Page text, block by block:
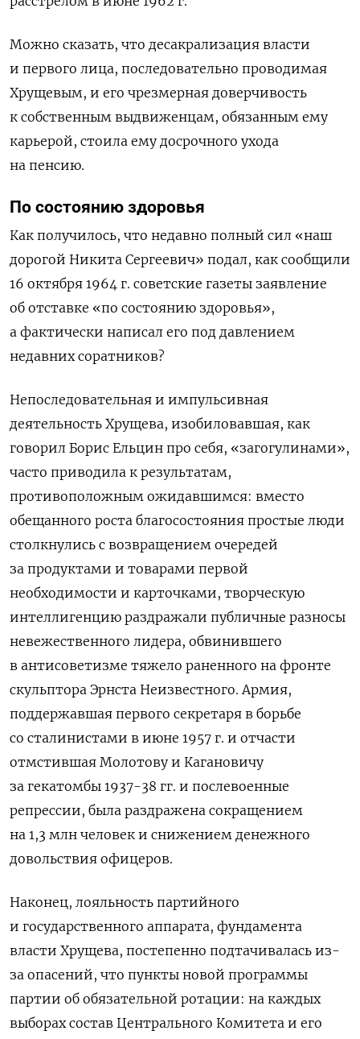
Можно сказать, что десакрализация власти
и первого лица, последовательно проводимая
Хрущевым, и его чрезмерная доверчивость
к собственным выдвиженцам, обязанным ему
карьерой, стоила ему досрочного ухода
на пенсию.
По состоянию здоровья
Как получилось, что недавно полный сил «наш
дорогой Никита Сергеевич» подал, как сообщили
16 октября 1964 г. советские газеты заявление
об отставке «по состоянию здоровья»,
а фактически написал его под давлением
недавних соратников?
Непоследовательная и импульсивная
деятельность Хрущева, изобиловавшая, как
говорил Борис Ельцин про себя, «загогулинами»,
часто приводила к результатам,
противоположным ожидавшимся: вместо
обещанного роста благосостояния простые люди
столкнулись с возвращением очередей
за продуктами и товарами первой
необходимости и карточками, творческую
интеллигенцию раздражали публичные разносы
невежественного лидера, обвинившего
в антисоветизме тяжело раненного на фронте
скульптора Эрнста Неизвестного. Армия,
поддержавшая первого секретаря в борьбе
со сталинистами в июне 1957 г. и отчасти
отмстившая Молотову и Кагановичу
за гекатомбы 1937-38 гг. и послевоенные
репрессии, была раздражена сокращением
на 1,3 млн человек и снижением денежного
довольствия офицеров.
Наконец, лояльность партийного
и государственного аппарата, фундамента
власти Хрущева, постепенно подтачивалась из-
за опасений, что пункты новой программы
партии об обязательной ротации: на каждых
выборах состав Центрального Комитета и его